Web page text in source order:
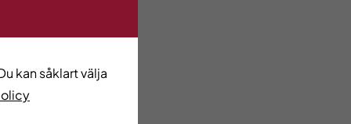
kan såklart välja